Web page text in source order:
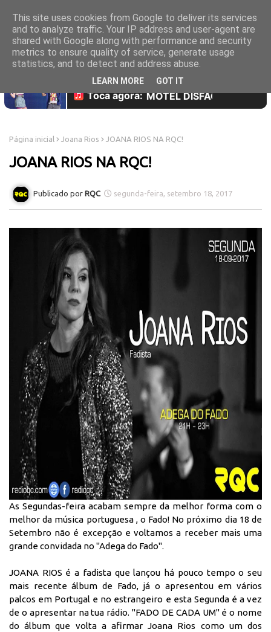
Página inicial Joana Rios JOANA RIOS NA RQC!
JOANA RIOS NA RQC!
RQC segunda-feira, setembro 18, 2017
As Segundas-feira acabam sempre da melhor forma com o
melhor da música portuguesa , o Fado! No próximo dia 18 de
Setembro não é excepção e voltamos a receber mais uma
grande convidada no "Adega do Fado".
JOANA RIOS é a fadista que lançou há pouco tempo o seu
mais recente álbum de Fado, já o apresentou em vários
palcos em Portugal e no estrangeiro e esta Segunda é a vez
de o apresentar na tua rádio. "FADO DE CADA UM" é o nome
do álbum que volta a afirmar Joana Rios como um dos
This site uses cookies from Google to deliver its services
and to analyze traffic. Your IP address and user-agent are
shared with Google along with performance and security
metrics to ensure quality of service, generate usage
statistics, and to detect and address abuse.
LEARN MORE GOT IT